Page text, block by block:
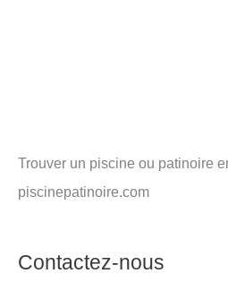
Trouver un piscine ou patinoire
piscinepatinoire.com
Contactez-nous